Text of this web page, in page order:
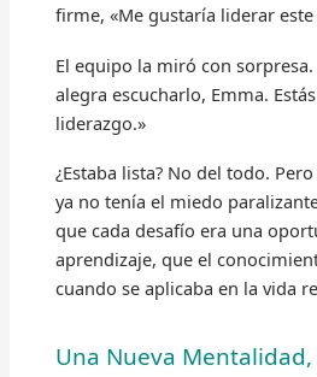
firme, «Me gustaría liderar este
El equipo la miró con
alegra escucharlo, Emma.
liderazgo.»
¿Estaba lista? No del todo.
ya no tenía el miedo
que cada desafío era una
aprendizaje, que el
cuando se aplicaba en la vida
Una Nueva